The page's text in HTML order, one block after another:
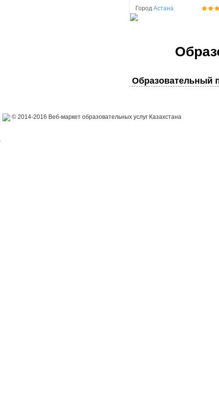
Город Астана
Образовательный
© 2014-2016 Веб-маркет образовательных услуг Казахстана